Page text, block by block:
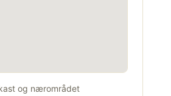
og nærområdet